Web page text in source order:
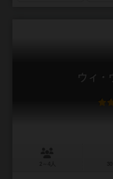
ウィ・